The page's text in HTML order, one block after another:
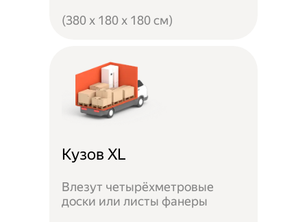
(380 x 180 x 180 см)
Кузов XL
Влезут четырёхметровые
доски или листы фанеры